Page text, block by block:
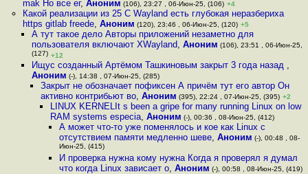
mak Но все ег, Аноним (106), 23:27 , 06-Июн-25, (106) +4
Какой реализации из 25 С Wayland есть глубокая неразбериха
https gitlab freede, Аноним (120), 23:46 , 06-Июн-25, (120) +5
А тут такое дело Авторы приложений незаметно для
пользователя включают XWayland, Аноним (106), 23:51 , 06-Июн-25,
(127) +12
Ищус созданный Артёмом Ташкиновым закрыт 3 года назад ,
Аноним (-), 14:38 , 07-Июн-25, (285)
Закрыт не обозначает пофиксен А причём тут его автор Он
активно контрибьют во,Аноним (395), 22:24 , 07-Июн-25, (395) +2
LINUX KERNELIt s been a gripe for many running Linux on low
RAM systems especia, Аноним (-), 00:36 , 08-Июн-25, (412)
А может что-то уже поменялось и кое как Linux с
отсутствием памяти медленно шеве, Аноним (-), 00:48 , 08-
Июн-25, (415)
И проверка нужна кому нужна Когда я проверял я думал
что когда Linux зависает о, Аноним (-), 00:58 , 08-Июн-25, (419)